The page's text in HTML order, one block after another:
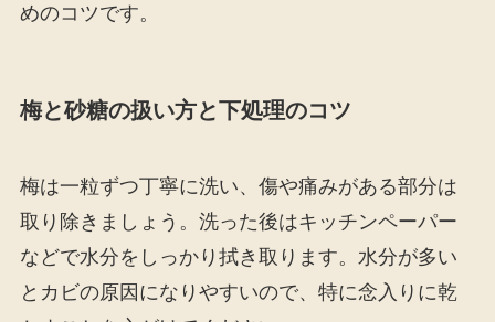
めのコツです。
梅と砂糖の扱い方と下処理のコツ
梅は一粒ずつ丁寧に洗い、傷や痛みがある部分は
取り除きましょう。洗った後はキッチンペーパー
などで水分をしっかり拭き取ります。水分が多い
とカビの原因になりやすいので、特に念入りに乾